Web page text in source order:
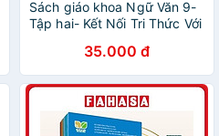
Sách giáo khoa Ngữ Văn 9-
Tập hai- Kết Nối Tri Thức Với
35.000 đ